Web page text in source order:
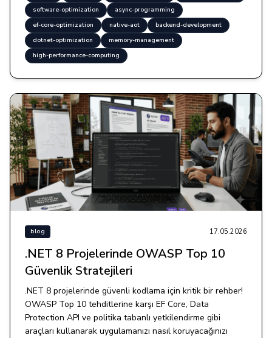
software-optimization
async-programming
ef-core-optimization
native-aot
backend-development
dotnet-optimization
memory-management
high-performance-computing
blog 17.05.2026
.NET 8 Projelerinde OWASP Top 10
Güvenlik Stratejileri
.NET 8 projelerinde güvenli kodlama için kritik bir rehber!
OWASP Top 10 tehditlerine karşı EF Core, Data
Protection API ve politika tabanlı yetkilendirme gibi
araçları kullanarak uygulamanızı nasıl koruyacağınızı